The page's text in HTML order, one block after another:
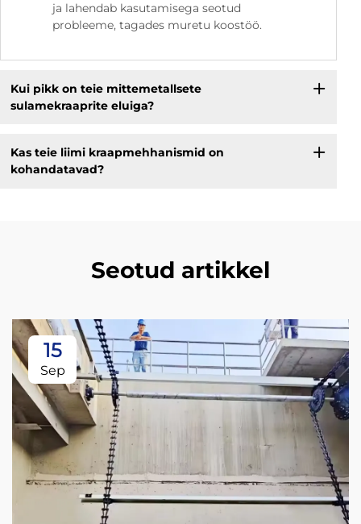
ja lahendab kasutamisega seotud
probleeme, tagades muretu koostöö.
Kui pikk on teie mittemetallsete
sulamekraaprite eluiga?
Kas teie liimi kraapmehhanismid on
kohandatavad?
Seotud artikkel
15
Sep